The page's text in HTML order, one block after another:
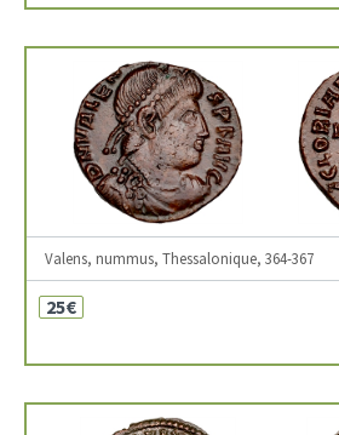
Valens, nummus, Thessalonique, 364-367
25€